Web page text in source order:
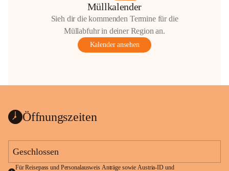
Müllkalender
Sieh dir die kommenden Termine für die
Müllabfuhr in deiner Region an.
Kalender ansehen
Öffnungszeiten
Geschlossen
Für Reisepass und Personalausweis Anträge sowie Austria-ID und